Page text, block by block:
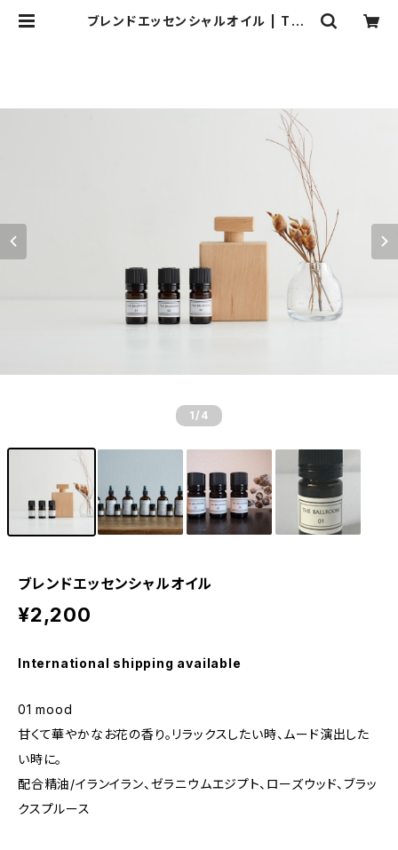
ブレンドエッセンシャルオイル | THE
1 /4
ブレンドエッセンシャルオイル
¥2,200
International shipping available
01 mood
甘くて華やかなお花の香り。リラックスしたい時、ムード演出した
い時に。
配合精油/イランイラン、ゼラニウムエジプト、ローズウッド、ブラッ
クスプルース